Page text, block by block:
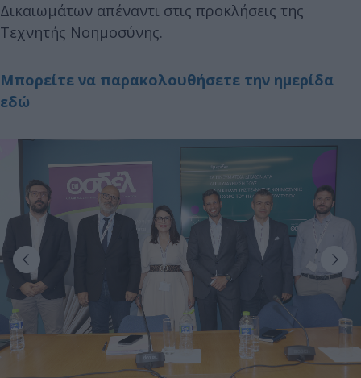
Δικαιωμάτων απέναντι στις προκλήσεις της
Τεχνητής Νοημοσύνης.
Μπορείτε να παρακολουθήσετε την ημερίδα
εδώ